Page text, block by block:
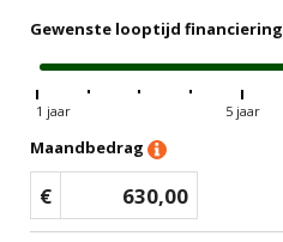
Gewenste looptijd financiering
1 jaar 5 jaar
Maandbedrag
€ 630,00